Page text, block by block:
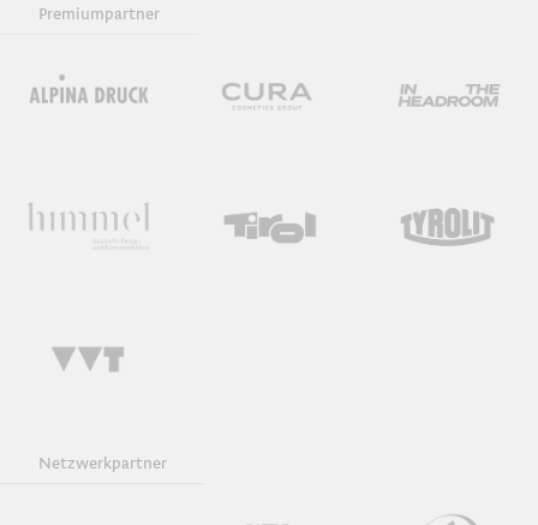
Premiumpartner
Netzwerkpartner